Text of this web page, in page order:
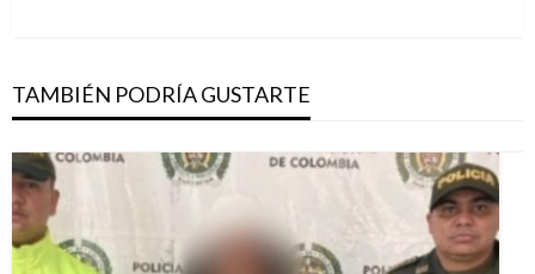
TAMBIÉN PODRÍA GUSTARTE